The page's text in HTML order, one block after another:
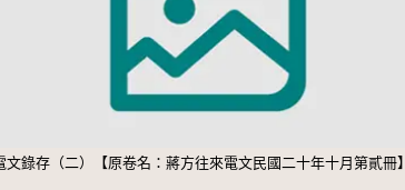
錄存（二）【原卷名：蔣方往來電文民國二十年十月第貳冊】